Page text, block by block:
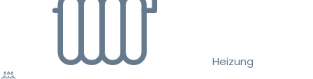
Heizung